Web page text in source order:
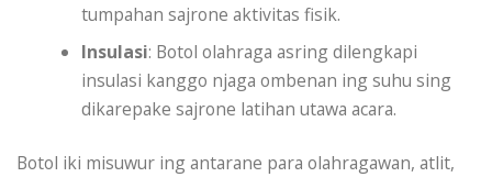
tumpahan sajrone aktivitas fisik.
Insulasi: Botol olahraga asring dilengkapi
insulasi kanggo njaga ombenan ing suhu sing
dikarepake sajrone latihan utawa acara.
Botol iki misuwur ing antarane para olahragawan, atlit,